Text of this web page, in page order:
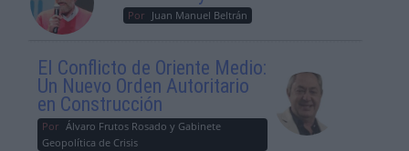
Por Juan Manuel Beltrán
El Conflicto de Oriente Medio:
Un Nuevo Orden Autoritario
en Construcción
Por Álvaro Frutos Rosado y Gabinete
Geopolítica de Crisis